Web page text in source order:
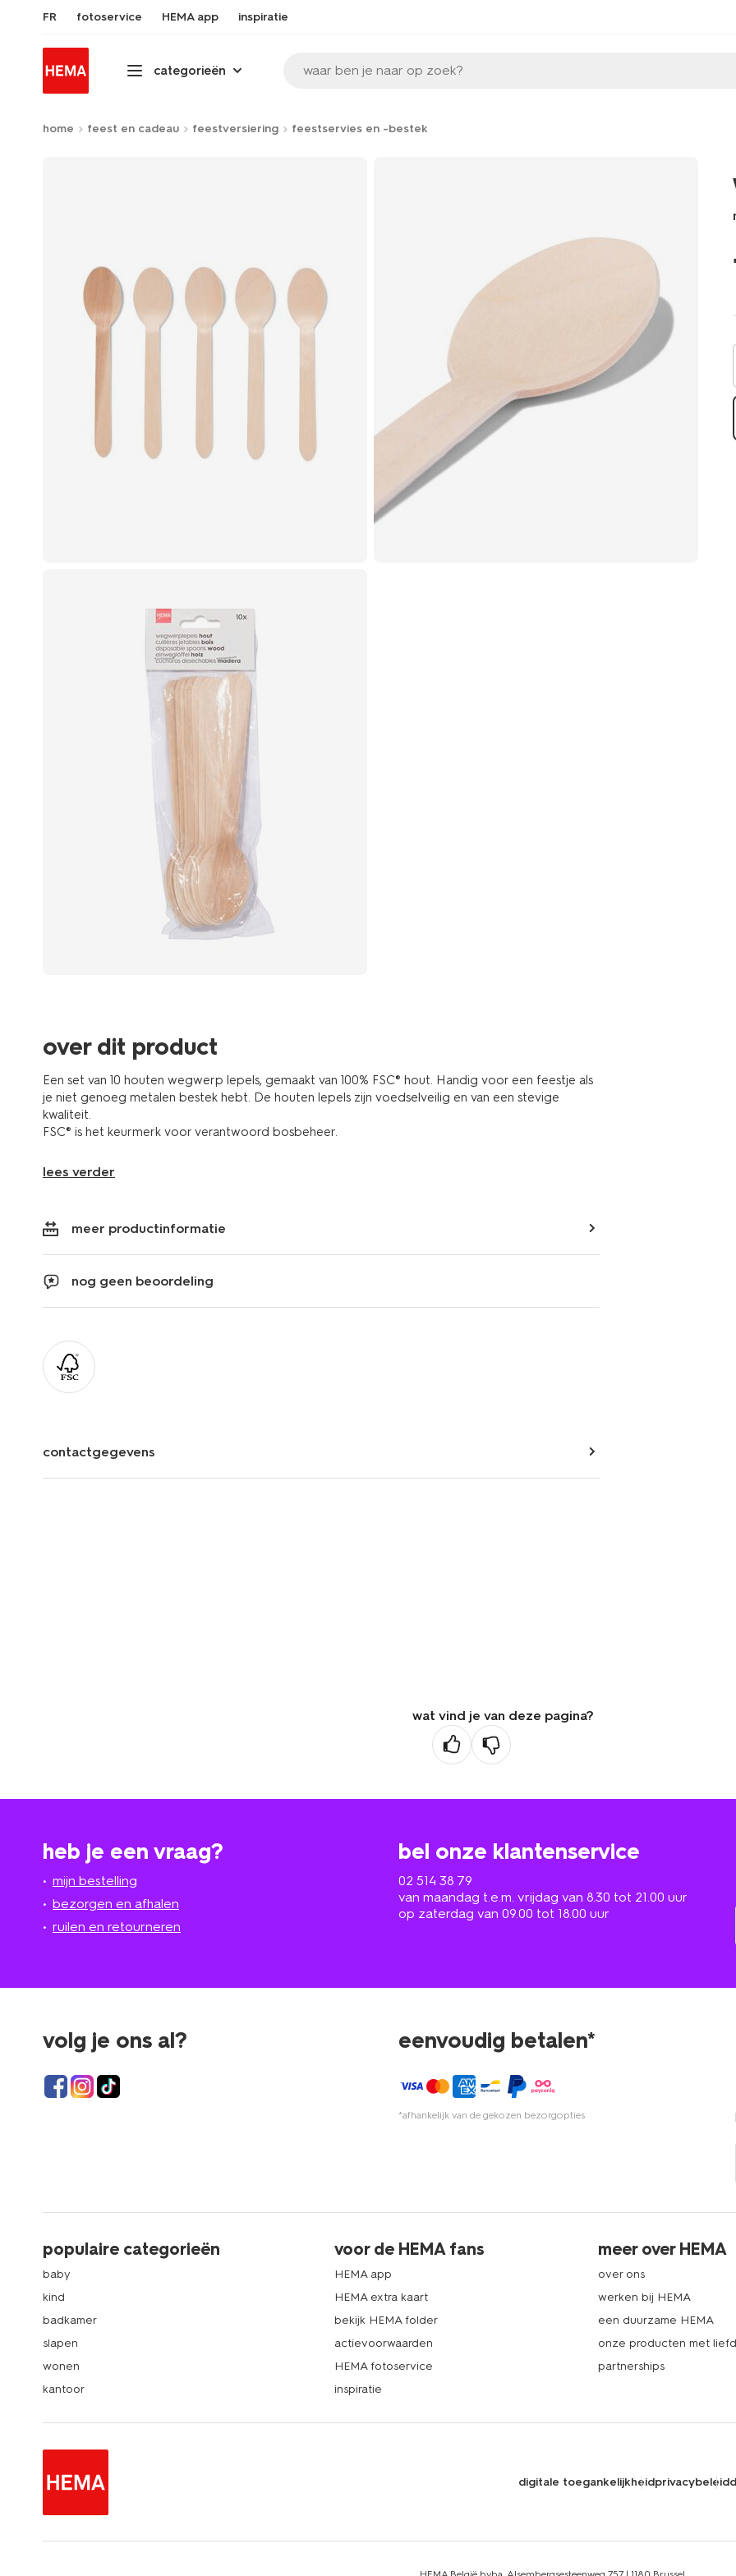
FR fotoservice HEMA app inspiratie
categorieën waar ben je naar op zoek?
home feest en cadeau feestversiering feestservies en -bestek
over dit product
Een set van 10 houten wegwerp lepels, gemaakt van 100% FSC® hout. Handig voor een feestje als
je niet genoeg metalen bestek hebt. De houten lepels zijn voedselveilig en van een stevige
kwaliteit.
FSC® is het keurmerk voor verantwoord bosbeheer.
lees verder
meer productinformatie
nog geen beoordeling
contactgegevens
wat vind je van deze pagina?
heb je een vraag?
mijn bestelling
bezorgen en afhalen
ruilen en retourneren
bel onze klantenservice
02 514 38 79
van maandag t.e.m. vrijdag van 8.30 tot 21.00 uur
op zaterdag van 09.00 tot 18.00 uur
volg je ons al? eenvoudig betalen*
*afhankelijk van de gekozen bezorgopties
populaire categorieën
baby
kind
badkamer
slapen
wonen
kantoor
voor de HEMA fans
HEMA app
HEMA extra kaart
bekijk HEMA folder
actievoorwaarden
HEMA fotoservice
inspiratie
meer over HEMA
over ons
werken bij HEMA
een duurzame HEMA
onze producten met
partnerships
digitale toegankelijkheidprivacybeleid